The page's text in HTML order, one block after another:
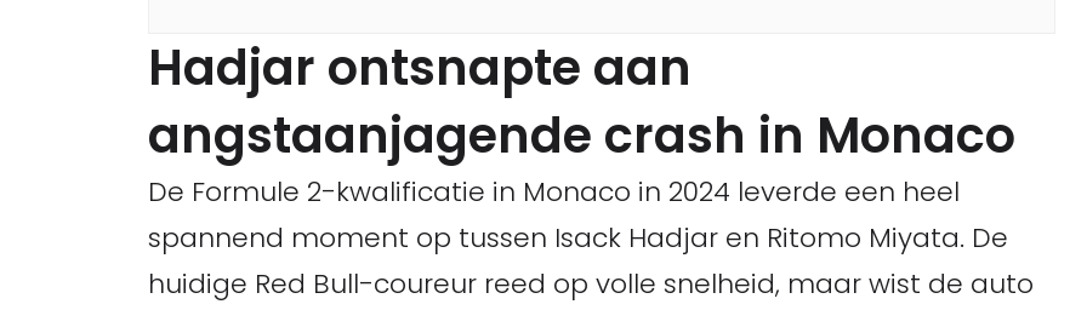
Hadjar ontsnapte aan
angstaanjagende crash in Monaco
De Formule 2-kwalificatie in Monaco in 2024 leverde een heel
spannend moment op tussen Isack Hadjar en Ritomo Miyata. De
huidige Red Bull-coureur reed op volle snelheid, maar wist de auto